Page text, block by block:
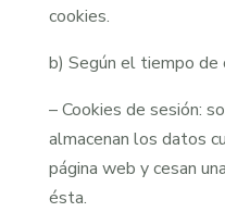
cookies.
b) Según el tiempo de
– Cookies de sesión:
almacenan los datos
página web y cesan
ésta.